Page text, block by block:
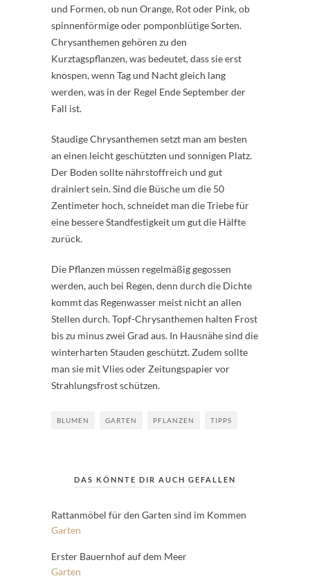
und Formen, ob nun Orange, Rot oder Pink, ob
spinnenförmige oder pomponblütige Sorten.
Chrysanthemen gehören zu den
Kurztagspflanzen, was bedeutet, dass sie erst
knospen, wenn Tag und Nacht gleich lang
werden, was in der Regel Ende September der
Fall ist.
Staudige Chrysanthemen setzt man am besten
an einen leicht geschützten und sonnigen Platz.
Der Boden sollte nährstoffreich und gut
drainiert sein. Sind die Büsche um die 50
Zentimeter hoch, schneidet man die Triebe für
eine bessere Standfestigkeit um gut die Hälfte
zurück.
Die Pflanzen müssen regelmäßig gegossen
werden, auch bei Regen, denn durch die Dichte
kommt das Regenwasser meist nicht an allen
Stellen durch. Topf-Chrysanthemen halten Frost
bis zu minus zwei Grad aus. In Hausnähe sind die
winterharten Stauden geschützt. Zudem sollte
man sie mit Vlies oder Zeitungspapier vor
Strahlungsfrost schützen.
BLUMEN GARTEN PFLANZEN TIPPS
DAS KÖNNTE DIR AUCH GEFALLEN
Rattanmöbel für den Garten sind im Kommen
Garten
Erster Bauernhof auf dem Meer
Garten